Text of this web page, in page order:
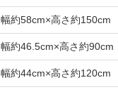
幅約58cm×高さ約150cm
幅約46.5cm×高さ約90cm
幅約44cm×高さ約120cm